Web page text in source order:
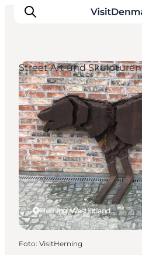
Inspiration
Regionen
Erlebnisse
Unterkünfte
Reiseplanung
Herning, Westjütland
Street Art und Skulpturen
Foto: VisitHerning